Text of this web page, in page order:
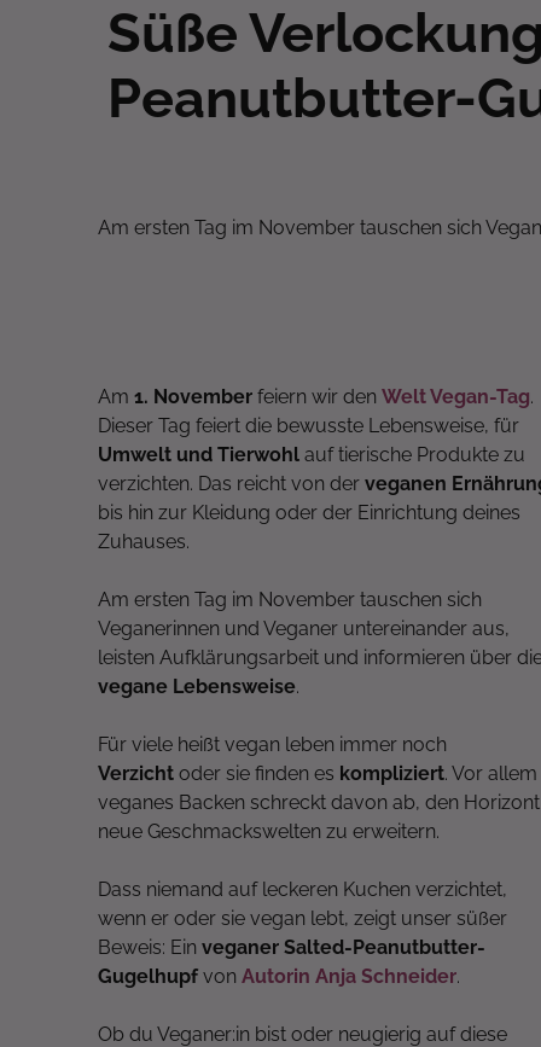
Süße
Peanutbutter-
Am ersten Tag im November tauschen sich
Am 1. November feiern wir den Welt Vegan-Tag.
Dieser Tag feiert die bewusste Lebensweise, für
Umwelt und Tierwohl auf tierische Produkte zu
verzichten. Das reicht von der veganen
bis hin zur Kleidung oder der Einrichtung deines
Zuhauses.
Am ersten Tag im November tauschen sich
Veganerinnen und Veganer untereinander aus,
leisten Aufklärungsarbeit und informieren über
vegane Lebensweise.
Für viele heißt vegan leben immer noch
Verzicht oder sie finden es kompliziert. Vor allem
veganes Backen schreckt davon ab, den Horizont
neue Geschmackswelten zu erweitern.
Dass niemand auf leckeren Kuchen verzichtet,
wenn er oder sie vegan lebt, zeigt unser süßer
Beweis: Ein veganer Salted-Peanutbutter-
Gugelhupf von Autorin Anja Schneider.
Ob du Veganer:in bist oder neugierig auf diese